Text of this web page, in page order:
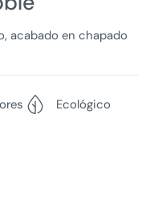
acabado en chapado
Ecológico